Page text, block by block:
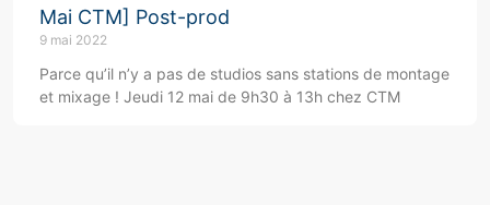
Mai CTM] Post-prod
9 mai 2022
Parce qu’il n’y a pas de studios sans stations de montage
et mixage ! Jeudi 12 mai de 9h30 à 13h chez CTM